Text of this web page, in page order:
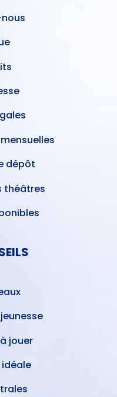
dépôt
théâtres
jouer